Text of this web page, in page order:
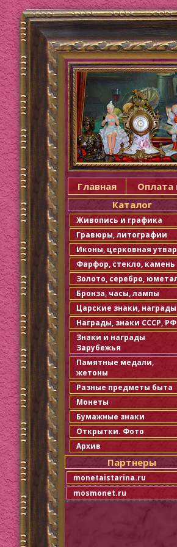
Главная Оплата
Каталог
Живопись и графика
Гравюры, литографии
Иконы, церковная
Фарфор, стекло, камень
Золото, серебро,
Бронза, часы, лампы
Царские знаки, награды
Награды, знаки СССР, РФ
Знаки и награды
Зарубежья
Памятные медали,
жетоны
Разные предметы быта
Монеты
Бумажные знаки
Открытки. Фото
Архив
Партнеры
monetaistarina.ru
mosmonet.ru